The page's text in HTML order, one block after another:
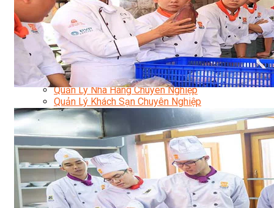
Master Class
Bí Quyết Kinh Doanh Và Vận Hành Mô Hình Bánh
Chuyên Đề Bếp Bánh
Video Dạy Làm Bánh
Quản Trị NHKS
Quản Trị Nhà Hàng Khách Sạn Quốc Tế
Nghiệp Vụ Quản Lý NH-KS
Quản Lý Nhà Hàng Chuyên Nghiệp
Quản Lý Khách Sạn Chuyên Nghiệp
Nghiệp Vụ Quản Lý Nhà Hàng
Nghiệp Vụ Lễ Tân Chuyên Nghiệp
Giám Đốc Điều Hành Nhà Hàng
Tiếng Anh Nhà Hàng Khách Sạn
Khởi Sự Kinh Doanh Khách Sạn
Khởi Sự Kinh Doanh Nhà Hàng
Khởi Sự Kinh Doanh Khách Sạn Mini – Homestay –
AirBnB